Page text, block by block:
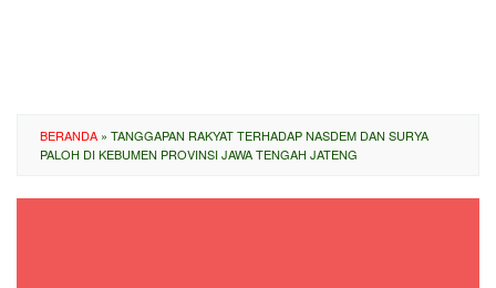
BERANDA » TANGGAPAN RAKYAT TERHADAP NASDEM DAN SURYA
PALOH DI KEBUMEN PROVINSI JAWA TENGAH JATENG